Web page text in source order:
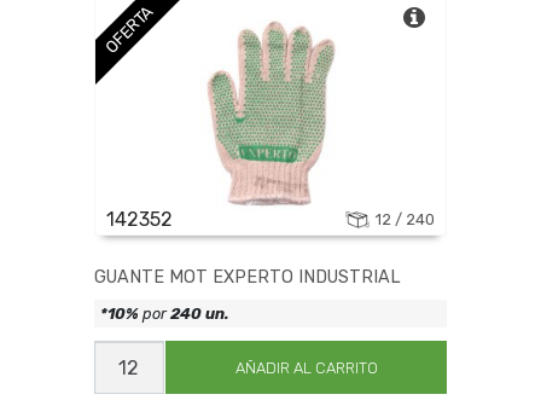
OFERTA
142352 12 / 240
GUANTE MOT EXPERTO INDUSTRIAL
GUANTE
MOT
EXPERTO
AÑADIR AL CARRITO
*10%por240 un.